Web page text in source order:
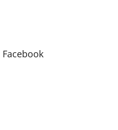
Facebook